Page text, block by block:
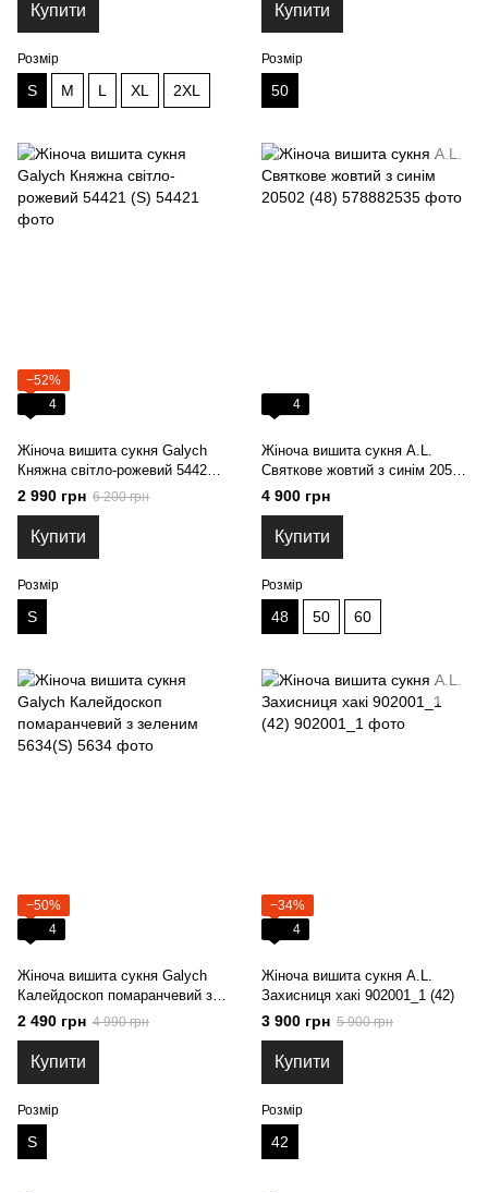
Купити
Розмір
S M L XL 2XL
Купити
Розмір
50
−52%
4
Жіноча вишита сукня Galych
Княжна світло-рожевий 54421
(S)
2 990 грн 6 200 грн
Купити
Розмір
S
4
Жіноча вишита сукня A.L.
Святкове жовтий з синім 20502
(48)
4 900 грн
Купити
Розмір
48 50 60
−50%
4
Жіноча вишита сукня Galych
Калейдоскоп помаранчевий з
зеленим 5634(S)
2 490 грн 4 990 грн
Купити
Розмір
S
−34%
4
Жіноча вишита сукня A.L.
Захисниця хакі 902001_1 (42)
3 900 грн 5 900 грн
Купити
Розмір
42